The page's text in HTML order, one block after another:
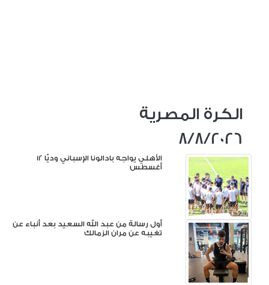
الكرة المصرية
8/8/2026
الأهلي يواجه بادالونا الإسباني وديًّا 12
أغسطس
أول رسالة من عبد الله السعيد بعد أنباء عن
تغيبه عن مران الزمالك